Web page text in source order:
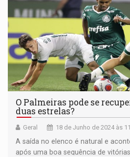
O Palmeiras pode se
duas estrelas?
Geral 18 de Junho de 2024 às
A saída no elenco é natural e
após uma boa sequência de